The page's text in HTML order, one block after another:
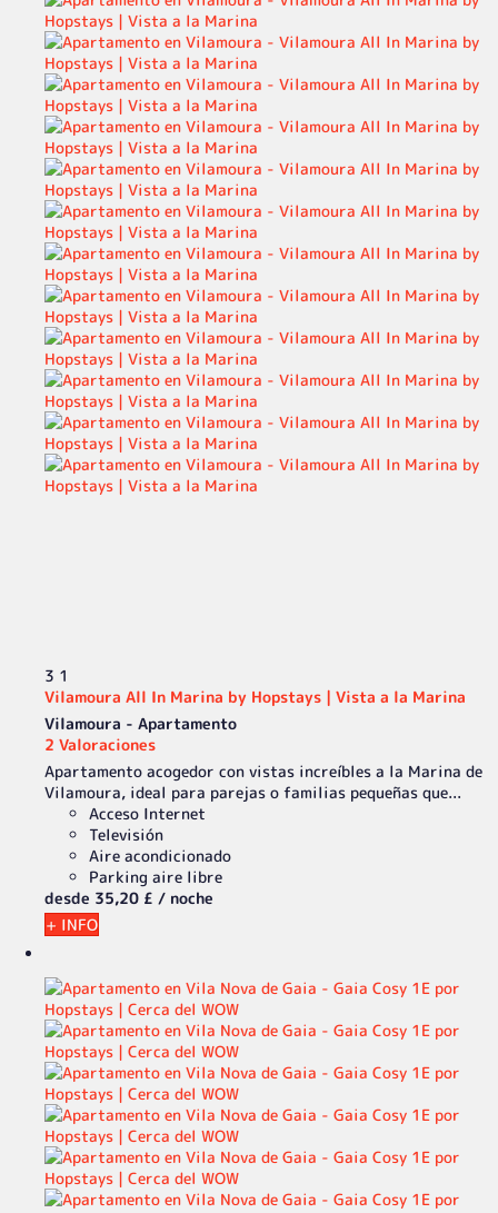
3 1
Vilamoura All In Marina by Hopstays | Vista a la Marina
Vilamoura - Apartamento
2 Valoraciones
Apartamento acogedor con vistas increíbles a la Marina de
Vilamoura, ideal para parejas o familias pequeñas que...
Acceso Internet
Televisión
Aire acondicionado
Parking aire libre
desde 35,20 £ / noche
+ INFO